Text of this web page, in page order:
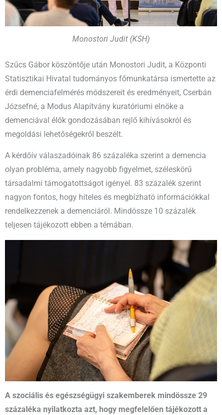
Monostori Judit (KSH)
Szűcs Gábor köszöntője után Monostori Judit, a Központi
Statisztikai Hivatal tudományos főmunkatársa ismertette az
érdi demenciafelmérés módszereit és eredményeit, Cserbán
Józsefné, a Modus Alapítvány kuratóriumi elnöke a
demenciával élők gondozásában rejlő kihívásokról és
megoldási lehetőségekről beszélt.
A kérdőív válaszadóinak 86 százaléka szerint a demencia
olyan probléma, amely nagyobb figyelmet, széleskörű
társadalmi támogatottságot igényel. 83 százalék szerint
nagyon fontos, hogy hiteles és megbízható információkkal
rendelkezzenek a demenciáról. Mindössze 10 százalék
teljesen tájékozott ebben a témában.
A szociális és egészségügyi szakemberek mindössze 29
százaléka nyilatkozta azt, hogy megfelelően tájékozott a